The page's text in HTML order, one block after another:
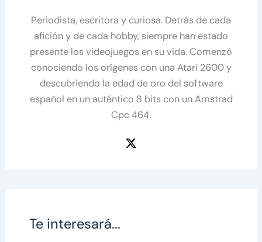
Periodista, escritora y curiosa. Detrás de cada
afición y de cada hobby, siempre han estado
presente los videojuegos en su vida. Comenzó
conociendo los orígenes con una Atari 2600 y
descubriendo la edad de oro del software
español en un auténtico 8 bits con un Amstrad
Cpc 464.
Te interesará...